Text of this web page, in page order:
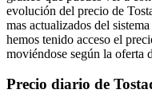
evolución del precio de
mas actualizados del
hemos tenido acceso el
moviéndose según la oferta
Precio diario de